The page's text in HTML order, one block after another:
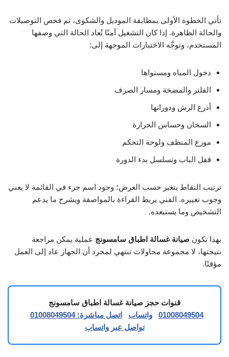
تأتي الخطوة الأولى بمطابقة الموديل والشكوى، ثم فحص التوصيلات
والحالة الظاهرة. إذا كان التشغيل آمنًا تُعاد الحالة التي وصفها
المستخدم، وتوجَّه الاختبارات الموجهة إلى:
دخول المياه ومستواها
الفلتر والمضخة ومسار الصرف
أذرع الرش ودورانها
السخان وحساس الحرارة
موزع المنظف ولوحة التحكم
قفل الباب وتسلسل بدء الدورة
ترتيب النقاط يتغير حسب العرض؛ وجود اسم جزء في القائمة لا يعني
وجوب تغييره. الفني يربط القراءة بالمواصفة ويشرح ما يدعم
التشخيص وما يستبعده.
بهذا تكون صيانة غسالة اطباق سامسونج عملية يمكن مراجعة
نتيجتها، لا مجموعة محاولات تنتهي لمجرد أن الجهاز عاد إلى العمل
مؤقتًا.
قنوات حجز صيانة غسالة اطباق سامسونج
01008049504
واتساب
اتصل مباشرة: 01008049504
تواصل عبر واتساب